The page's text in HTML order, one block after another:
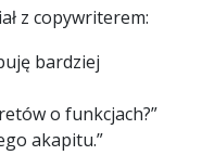
z copywriterem:
bardziej
o funkcjach?”
akapitu.”